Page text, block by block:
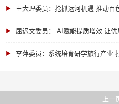
屈迟文委员： AI赋能提质增效 让
上一